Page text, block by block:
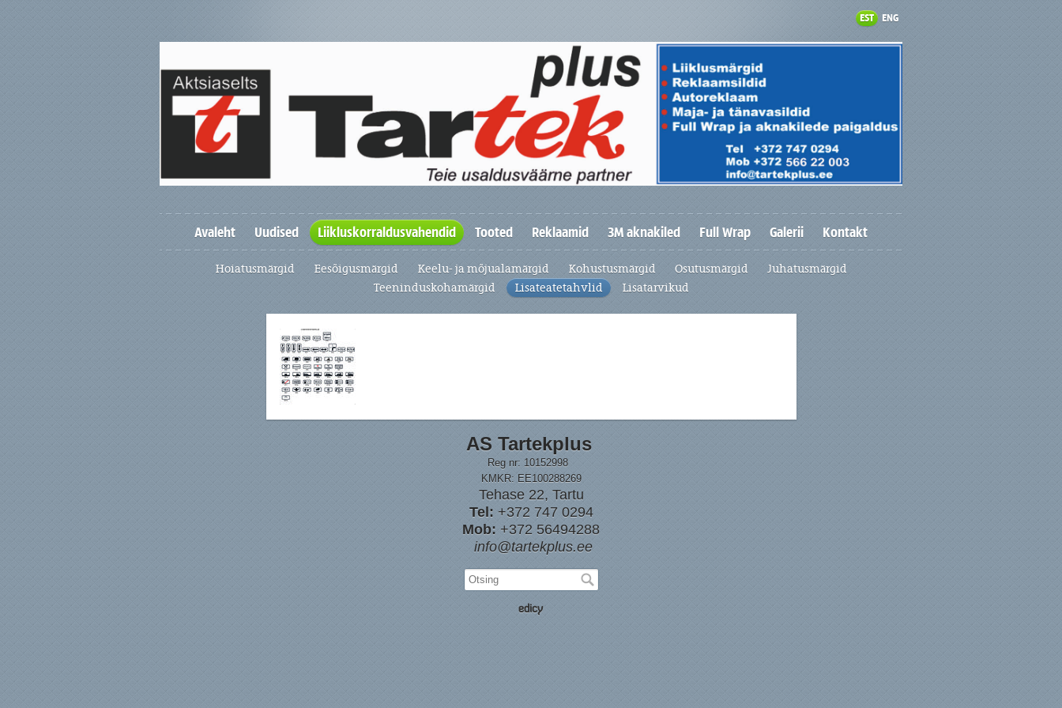
EST ENG
Avaleht Uudised Liikluskorraldusvahendid Tooted Reklaamid 3M aknakiled Full Wrap Galerii Kontakt
Hoiatusmärgid Eesõigusmärgid Keelu- ja mõjualamärgid Kohustusmärgid Osutusmärgid
Juhatusmärgid
Teeninduskohamärgid
Lisateatetahvlid Lisatarvikud
AS Tartekplus
Reg nr: 10152998
KMKR: EE100288269
Tehase 22, Tartu
Tel: +372 747 0294
Mob: +372 56494288
info@tartekplus.ee